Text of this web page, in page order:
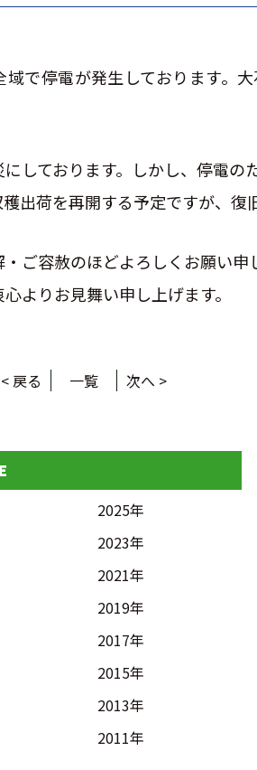
で停電が発生しております。
しております。しかし、 停電の
出荷を再開する予定ですが、復
ご容赦のほどよろしくお願い申
よりお見舞い申し上げます。
< 戻る 一覧 次へ >
2025年
2023年
2021年
2019年
2017年
2015年
2013年
2011年